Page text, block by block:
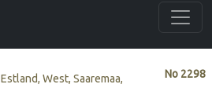
No 2298
Estland, West, Saaremaa,